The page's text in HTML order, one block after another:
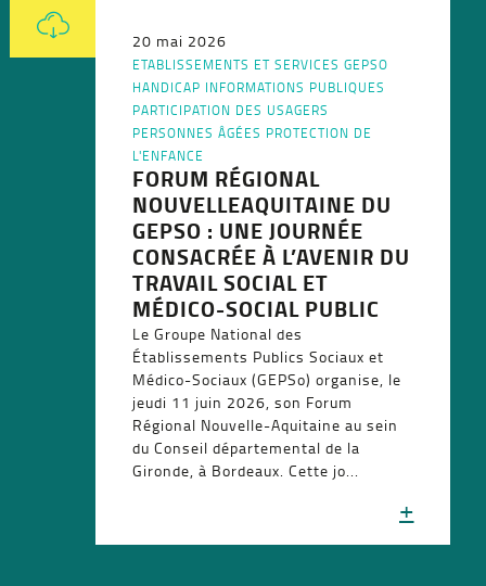
20 mai 2026
ETABLISSEMENTS ET SERVICES GEPSO
HANDICAP INFORMATIONS PUBLIQUES
PARTICIPATION DES USAGERS
PERSONNES ÂGÉES PROTECTION DE
L'ENFANCE
FORUM RÉGIONAL
NOUVELLEAQUITAINE DU
GEPSO : UNE JOURNÉE
CONSACRÉE À L’AVENIR DU
TRAVAIL SOCIAL ET
MÉDICO-SOCIAL PUBLIC
Le Groupe National des
Établissements Publics Sociaux et
Médico-Sociaux (GEPSo) organise, le
jeudi 11 juin 2026, son Forum
Régional Nouvelle-Aquitaine au sein
du Conseil départemental de la
Gironde, à Bordeaux. Cette jo...
+